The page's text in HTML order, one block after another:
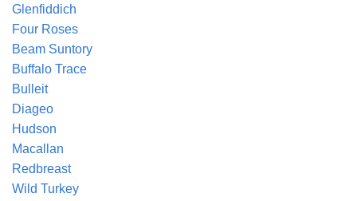
Glenfiddich
Four Roses
Beam Suntory
Buffalo Trace
Bulleit
Diageo
Hudson
Macallan
Redbreast
Wild Turkey